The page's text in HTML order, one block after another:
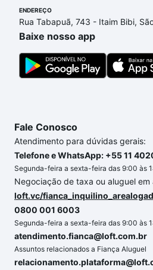
Se ainda tem alguma dúvida
no processo de compra, veja
quanto custa comprar um
a gente para comprar o
com segurança e conforto.
ENDEREÇO
Rua Tabapuã, 743 - Itaim Bibi,
Baixe nosso app
Fale Conosco
Atendimento para dúvidas gerais:
Telefone e WhatsApp: +55 11
Segunda-feira a sexta-feira das 9:00 às
Negociação de taxa ou aluguel em
loft.vc/
0800 001 6003
Segunda-feira a sexta-feira das 9:00 às
atendimento.fianca@loft.com.br
Assuntos relacionados a Fiança Aluguel